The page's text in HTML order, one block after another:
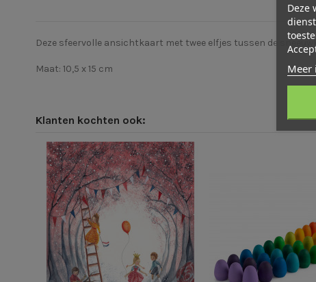
Deze sfeervolle ansichtkaart met twee elfjes tussen de
Maat: 10,5 x 15 cm
Klanten kochten ook:
Deze
Meer